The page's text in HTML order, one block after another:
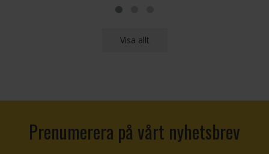
Visa allt
Prenumerera på vårt nyhetsbrev